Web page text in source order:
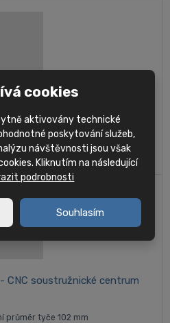
soustružnické centrum
12" Maximální průměr tyče 102
CNC soustružnické centrum
průměr tyče 102 mm
cookies
aktivovány technické
poskytování služeb,
návštěvnosti jsou však
Kliknutím na následující
podrobnosti
Souhlasím